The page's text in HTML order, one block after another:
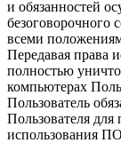
и обязанностей
безоговорочного
всеми
Передавая права
полностью
компьютерах
Пользователь
Пользователя для
использования